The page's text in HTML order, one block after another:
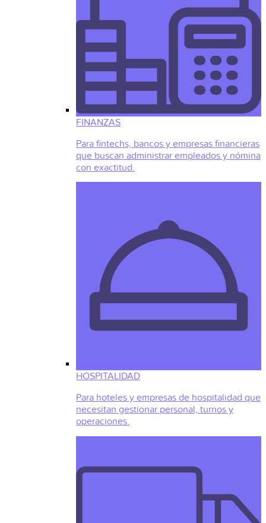
FINANZAS
Para fintechs, bancos y empresas financieras
que buscan administrar empleados y nómina
con exactitud.
HOSPITALIDAD
Para hoteles y empresas de hospitalidad que
necesitan gestionar personal, turnos y
operaciones.